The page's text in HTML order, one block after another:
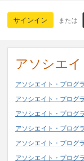
サインイン または
アソシエ
アソシエイト・プログ
アソシエイト・プログ
アソシエイト・プログ
アソシエイト・プログ
アソシエイト・プログ
アソシエイト・プログ